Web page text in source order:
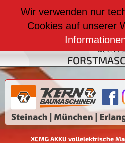
XCMG AKKU vollelektrische
weiter
weiter
Wir verwenden nur
Cookies auf unserer
Informationen